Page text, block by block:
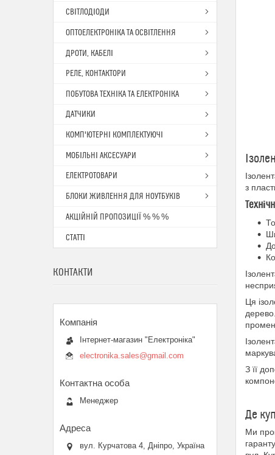
з
Ця
З її
Де
Ми
СВІТЛОДІОДИ
ОПТОЕЛЕКТРОНІКА ТА ОСВІТЛЕННЯ
ДРОТИ, КАБЕЛІ
РЕЛЕ, КОНТАКТОРИ
ПОБУТОВА ТЕХНІКА ТА ЕЛЕКТРОНІКА
ДАТЧИКИ
КОМП'ЮТЕРНІ КОМПЛЕКТУЮЧІ
МОБІЛЬНІ АКСЕСУАРИ
ЕЛЕКТРОТОВАРИ
БЛОКИ ЖИВЛЕННЯ ДЛЯ НОУТБУКІВ
АКЦІЙНІЙ ПРОПОЗИЦІЇ % % %
СТАТТІ
КОНТАКТИ
Інтернет-магазин "Електроніка"
electronika.sales@gmail.com
Менеджер
вул. Курчатова 4, Дніпро, Україна